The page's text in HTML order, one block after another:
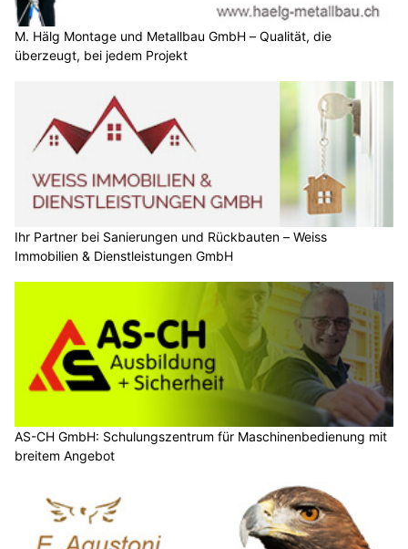
M. Hälg Montage und Metallbau GmbH – Qualität, die
überzeugt, bei jedem Projekt
Ihr Partner bei Sanierungen und Rückbauten – Weiss
Immobilien & Dienstleistungen GmbH
AS-CH GmbH: Schulungszentrum für Maschinenbedienung mit
breitem Angebot